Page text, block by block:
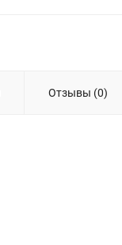
Отзывы (0)